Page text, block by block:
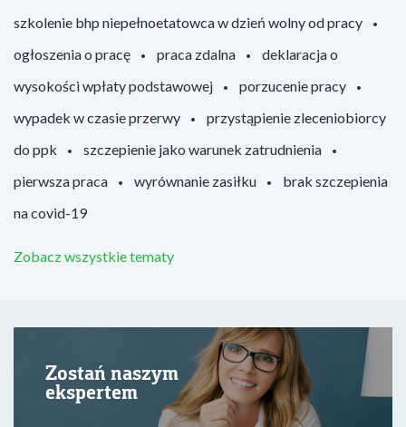
szkolenie bhp niepełnoetatowca w dzień wolny od pracy
ogłoszenia o pracę
praca zdalna
deklaracja o
wysokości wpłaty podstawowej
porzucenie pracy
wypadek w czasie przerwy
przystąpienie zleceniobiorcy
do ppk
szczepienie jako warunek zatrudnienia
pierwsza praca
wyrównanie zasiłku
brak szczepienia
na covid-19
Zobacz wszystkie tematy
Zostań naszym
ekspertem